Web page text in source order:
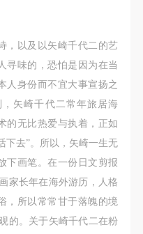
，以及以矢崎千代二的艺
寻味的，恐怕是因为在当
人身份而不宜大事宣扬之
矢崎千代二常年旅居海
的无比热爱与执着，正如
下去”。所以，矢崎一生无
下画笔。在一份日文剪报
家长年在海外游历，人格
，所以常常甘于落魄的境
的。关于矢崎千代二在粉